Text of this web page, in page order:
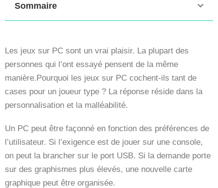
Sommaire
Les jeux sur PC sont un vrai plaisir. La plupart des
personnes qui l’ont essayé pensent de la même
manière.Pourquoi les jeux sur PC cochent-ils tant de
cases pour un joueur type ? La réponse réside dans la
personnalisation et la malléabilité.
Un PC peut être façonné en fonction des préférences de
l’utilisateur. Si l’exigence est de jouer sur une console,
on peut la brancher sur le port USB. Si la demande porte
sur des graphismes plus élevés, une nouvelle carte
graphique peut être organisée.